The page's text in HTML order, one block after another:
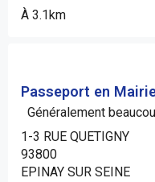
À 3.1km
Passeport en Mairie
Généralement
1-3 RUE QUETIGNY
93800
EPINAY SUR SEINE